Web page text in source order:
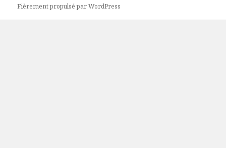
Fièrement propulsé par WordPress